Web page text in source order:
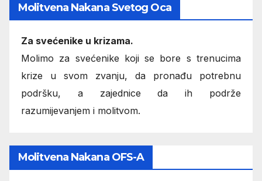
Molitvena Nakana Svetog Oca
Za svećenike u krizama.
Molimo za svećenike koji se bore s trenucima
krize u svom zvanju, da pronađu potrebnu
podršku, a zajednice da ih podrže
razumijevanjem i molitvom.
Molitvena Nakana OFS-A